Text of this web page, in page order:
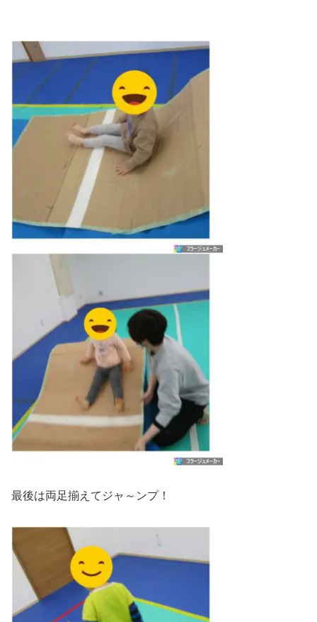
最後は両足揃えてジャ～ンプ！